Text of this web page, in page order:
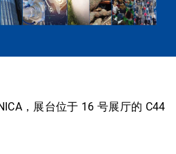
，展台位于 16 号展厅的 C44